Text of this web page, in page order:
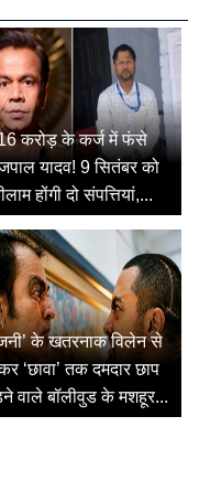
करोड़ के कर्ज में फंसे
यादव! 9 सितंबर को
होंगी दो संपत्तियां,...
के खतरनाक विलेन से
‘छावा’ तक दमदार छाप
वाले बॉलीवुड के मशहूर...